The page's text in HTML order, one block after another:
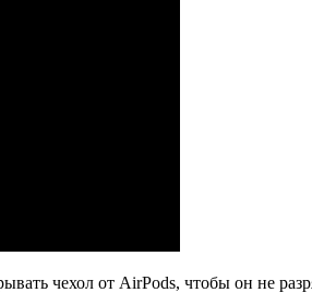
чехол от AirPods, чтобы он не